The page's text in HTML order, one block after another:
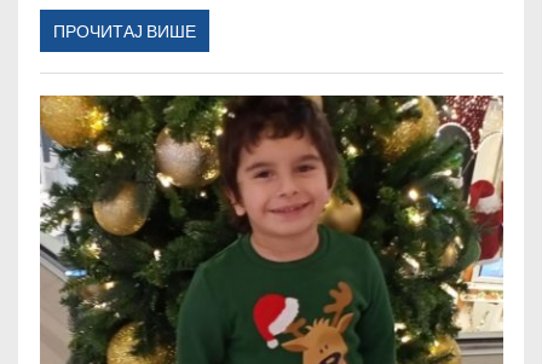
ПРОЧИТАЈ ВИШЕ